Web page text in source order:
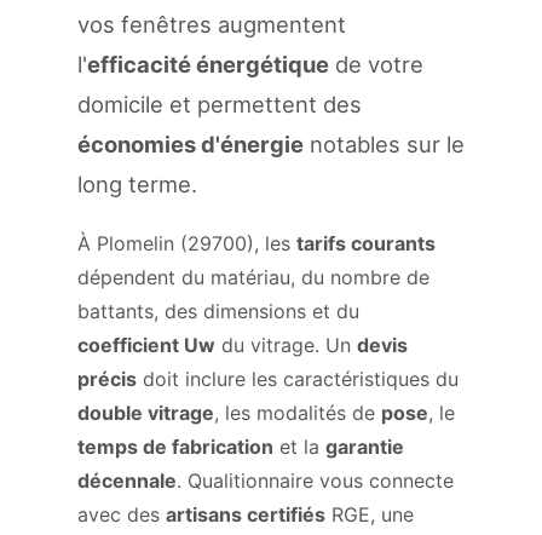
vos fenêtres augmentent
l'efficacité énergétique de votre
domicile et permettent des
économies d'énergie notables sur le
long terme.
À Plomelin (29700), les tarifs courants
dépendent du matériau, du nombre de
battants, des dimensions et du
coefficient Uw du vitrage. Un devis
précis doit inclure les caractéristiques du
double vitrage, les modalités de pose, le
temps de fabrication et la garantie
décennale. Qualitionnaire vous connecte
avec des artisans certifiés RGE, une